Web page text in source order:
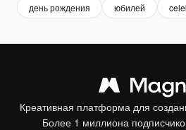
день рождения юбилей
Креативная платформа для
Более 1 миллиона